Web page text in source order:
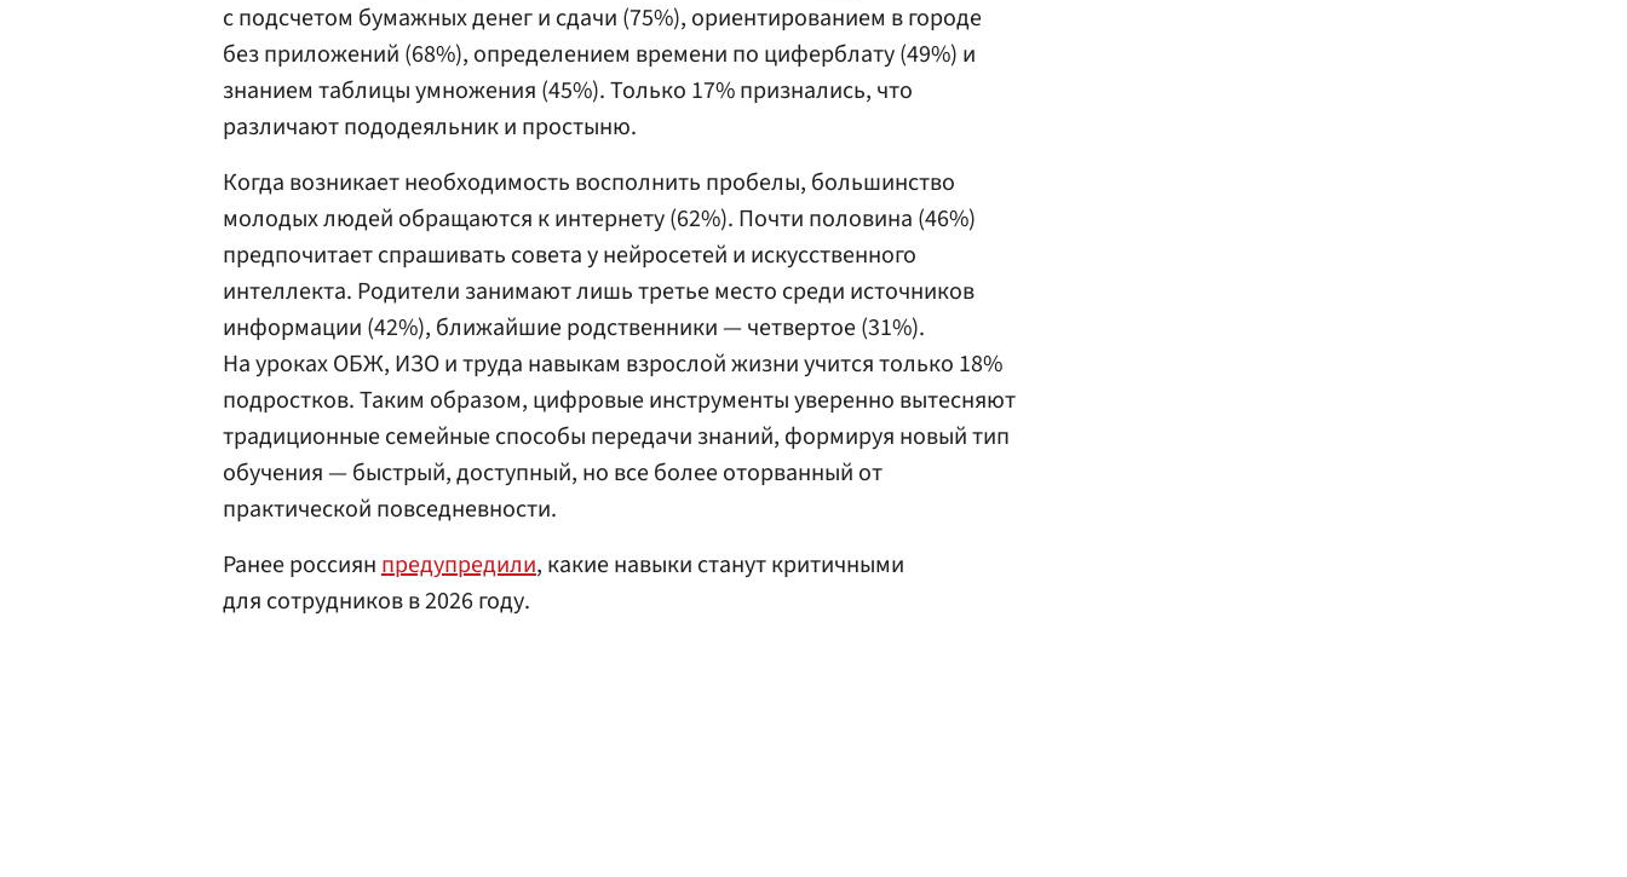
с подсчетом бумажных денег и сдачи (75%), ориентированием в городе
без приложений (68%), определением времени по циферблату (49%) и
знанием таблицы умножения (45%). Только 17% признались, что
различают пододеяльник и простыню.
Когда возникает необходимость восполнить пробелы, большинство
молодых людей обращаются к интернету (62%). Почти половина (46%)
предпочитает спрашивать совета у нейросетей и искусственного
интеллекта. Родители занимают лишь третье место среди источников
информации (42%), ближайшие родственники — четвертое (31%).
На уроках ОБЖ, ИЗО и труда навыкам взрослой жизни учится только 18%
подростков. Таким образом, цифровые инструменты уверенно вытесняют
традиционные семейные способы передачи знаний, формируя новый тип
обучения — быстрый, доступный, но все более оторванный от
практической повседневности.
Ранее россиянпредупредили, какие навыки станут критичными
для сотрудников в 2026 году.